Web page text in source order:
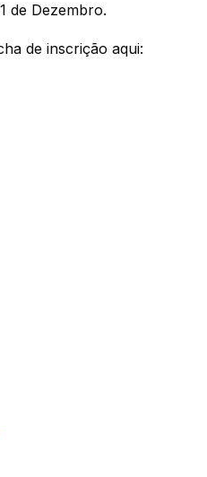
de Dezembro.
de inscrição aqui: